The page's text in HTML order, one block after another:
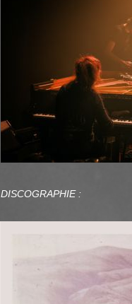
DISCOGRAPHIE :